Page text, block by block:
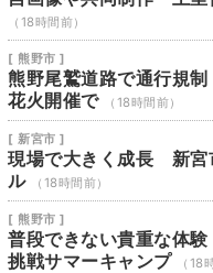
（18時間前）
[ 熊野市 ]
熊野尾鷲道路で通行規
花火開催で
（18時間前）
[ 新宮市 ]
現場で大きく成長 新宮
ル
（18時間前）
[ 熊野市 ]
普段できない貴重な体
挑戦サマーキャンプ
（18